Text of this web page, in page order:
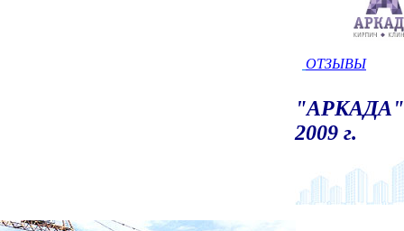
ОТЗЫВЫ
2009 г.